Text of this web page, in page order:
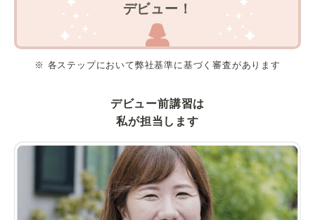
デビュー！
※ 各ステップにおいて弊社基準に基づく審査があります
デビュー前講習は
私が担当します